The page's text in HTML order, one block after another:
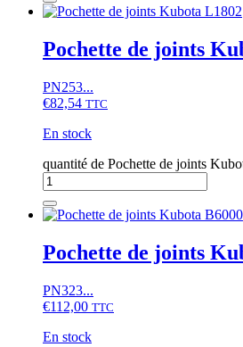
Pochette de joints
PN253...
€82,54 TTC
En stock
quantité de Pochette de joints
Pochette de joints
PN323...
€112,00 TTC
En stock